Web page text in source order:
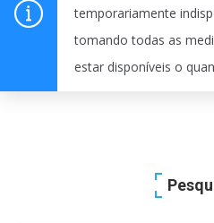
temporariamente
tomando todas as
estar disponíveis o